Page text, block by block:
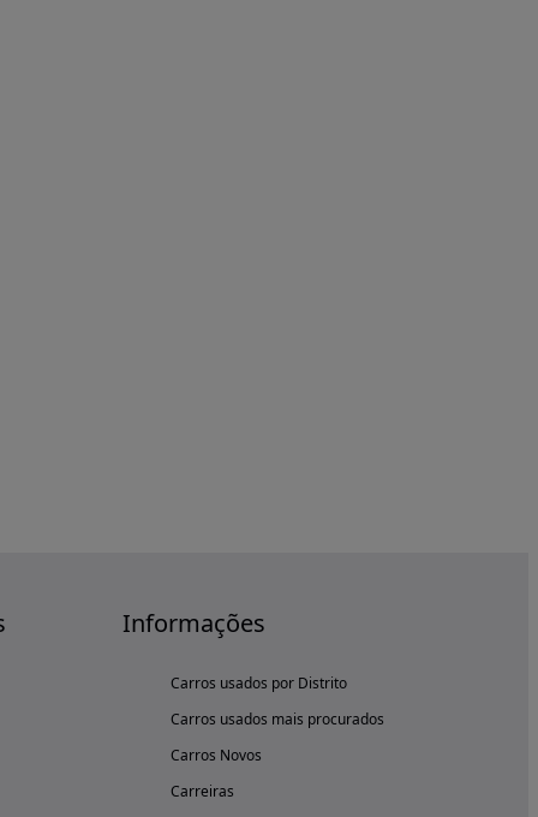
Informações
Carros usados por Distrito
Carros usados mais procurados
Carros Novos
Carreiras